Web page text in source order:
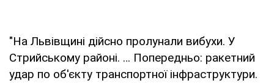
"На Львівщині дійсно пролунали вибухи. У
Стрийському районі. … Попередньо: ракетний
удар по об'єкту транспортної інфраструктури.